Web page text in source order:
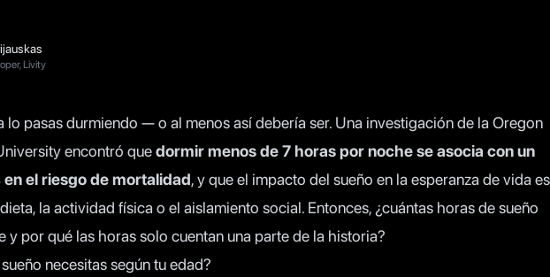
Livity
lo pasas durmiendo — o al menos así debería ser. Una investigación de la Oregon
encontró quedormir menos de 7 horas por noche se asocia con un
el riesgo de mortalidad, y que el impacto del sueño en la esperanza de vida es
la actividad física o el aislamiento social. Entonces, ¿cuántas horas de sueño
y por qué las horas solo cuentan una parte de la historia?
necesitas según tu edad?